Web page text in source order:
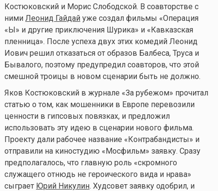
Костюковский и Морис Слободской. В соавторстве с
ними Леонид Гайдайуже создал фильмы «Операция
«Ы» и другие приключения Шурика» и «Кавказская
пленница». После успеха двух этих комедий Леонид
Иович решил отказаться от образов Балбеса, Труса и
Бывалого, поэтому предупредил соавторов, что этой
смешной троицы в новом сценарии быть не должно.
Яков Костюковский в журнале «За рубежом» прочитал
статью о том, как мошенники в Европе перевозили
ценности в гипсовых повязках, и предложил
использовать эту идею в сценарии нового фильма.
Проекту дали рабочее название «Контрабандисты» и
отправили на киностудию «Мосфильм» заявку. Сразу
предполагалось, что главную роль «скромного
служащего отнюдь не героического вида и нрава»
сыграет Юрий Никулин. Худсовет заявку одобрил, и